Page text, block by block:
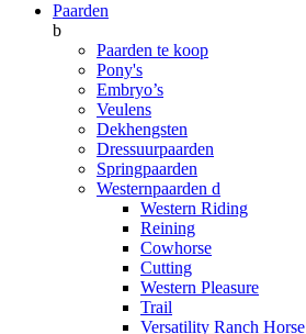
Paarden
b
Paarden te koop
Pony's
Embryo’s
Veulens
Dekhengsten
Dressuurpaarden
Springpaarden
Westernpaarden d
Western Riding
Reining
Cowhorse
Cutting
Western Pleasure
Trail
Versatility Ranch Horse